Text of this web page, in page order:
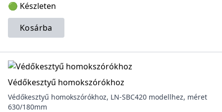
🟢 Készleten
Kosárba
Védőkesztyű homokszórókhoz
Védőkesztyű homokszórókhoz, LN-SBC420 modellhez, méret
630/180mm